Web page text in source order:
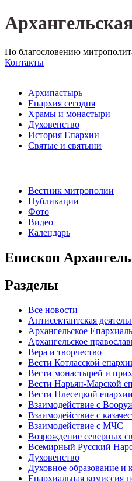
По благословению
Контакты
Архипастырь
Епархия сегодня
Храмы и монастыри
Духовенство
История Епархии
Святые и святыни
Вестник митрополии
Публикации
Фото
Видео
Календарь
Епископ
Разделы
Все новости
Антисектантская
Архангельское
Архангельское
Вера и творчество
Вести Котласской
Вести монастырей и
Вести Нарьян-Марской
Вести Плесецкой епархии
Взаимодействие с
Взаимодействие с
Взаимодействие с МЧС
Возрождение северных
Всемирный Русский
Духовенство
Духовное образование и
Епархиальная комиссия